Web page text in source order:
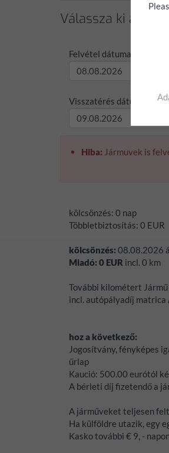
Válassza ki a
Felvétel dátuma:
Visszatérés dátuma:
Hiba: Jármuvek is
kölcsönzés: 0 nap
Többletbiztosítás: 0 EUR
kölcsönzés:08.08.2026
Miadó:0 EUR incl. 0 km
További kilométert Jármű
incl. autópályadíj matrica
hoz a következő:
Jogosítvány, fényképes
űrlap
Kaució: 500.00 eurótól
A bérleti díj fizetendő a
A járműveket teljesen
Ha külföldre utazik, egy
Kasko további € 9, -